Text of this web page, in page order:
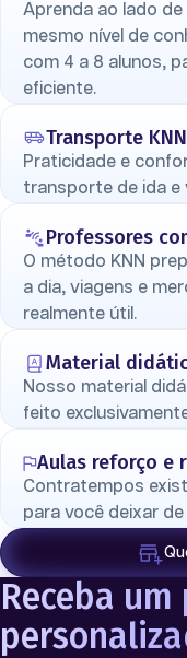
Aprenda ao lado
mesmo nível de
com 4 a 8 alunos,
eficiente.
Transporte KNN
Praticidade e
transporte de ida e
Professores
O método KNN
a dia, viagens e
realmente útil.
Material
Nosso material
feito
Aulas reforço e
Contratempos
para você deixar
Receba